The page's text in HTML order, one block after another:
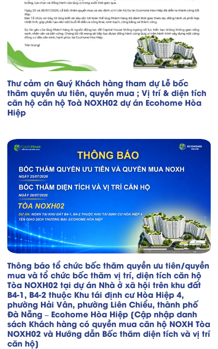
Thư cảm ơn Quý Khách hàng tham dự Lễ bốc
thăm quyền ưu tiên, quyền mua ; Vị trí & diện tích
căn hộ căn hộ Toà NOXH02 dự án Ecohome Hòa
Hiệp
Thông báo tổ chức bốc thăm quyền ưu tiên/quyền
mua và tổ chức bốc thăm vị trí, diện tích căn hộ
Tòa NOXH02 tại dự án Nhà ở xã hội trên khu đất
B4-1, B4-2 thuộc Khu tái định cư Hòa Hiệp 4,
phường Hải Vân, phường Liên Chiểu, thành phố
Đà Nẵng – Ecohome Hòa Hiệp [Cập nhập danh
sách Khách hàng có quyền mua căn hộ NOXH Tòa
NOXH02 và Hướng dẫn Bốc thăm diện tích và vị trí
căn hộ]